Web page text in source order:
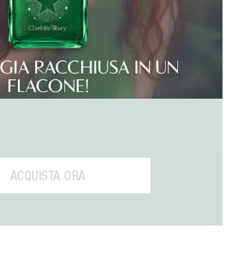
ACQUISTA ORA